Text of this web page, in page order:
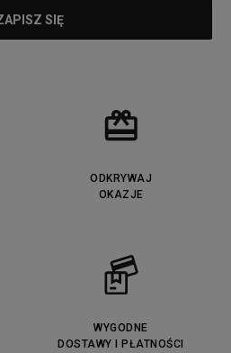
ODKRYWAJ
OKAZJE
WYGODNE
DOSTAWY I PŁATNOŚCI